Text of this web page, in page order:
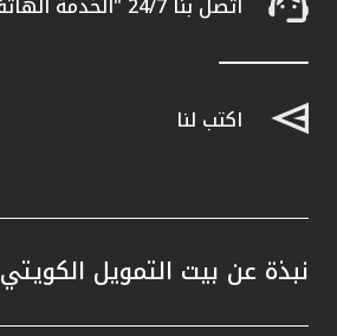
اكتب لنا
نبذة عن بيت التمويل الكويتي